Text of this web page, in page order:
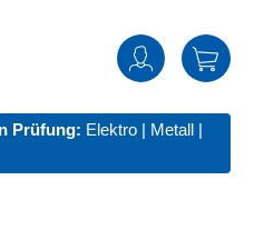
Prüfung: Elektro | Metall |